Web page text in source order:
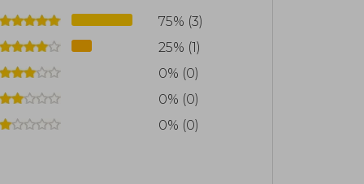
(2008), "La Cábala: La Psicología
de la Eternidad: El Poder de la
conecta la sabiduría ancestral con
es una invitación a integrar la
la vida cotidiana, posicionándose
estudio de la Cábala y su impacto
75% (3)
25% (1)
0% (0)
0% (0)
0% (0)